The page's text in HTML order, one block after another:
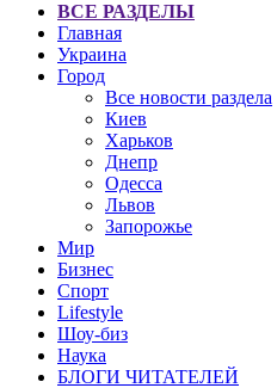
ВСЕ РАЗДЕЛЫ
Главная
Украина
Город
Все новости раздела
Киев
Харьков
Днепр
Одесса
Львов
Запорожье
Мир
Бизнес
Спорт
Lifestyle
Шоу-биз
Наука
БЛОГИ ЧИТАТЕЛЕЙ